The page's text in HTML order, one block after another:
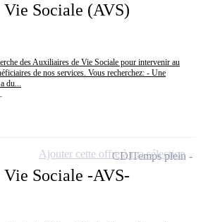
Sociale (AVS)
des Auxiliaires de Vie Sociale pour intervenir au
de nos services. Vous recherchez: - Une
du...
Sociale -AVS-
CDITemps plein
Ajouter cette offre à ma sélection